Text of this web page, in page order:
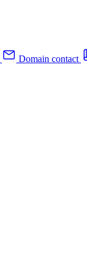
Domain contact